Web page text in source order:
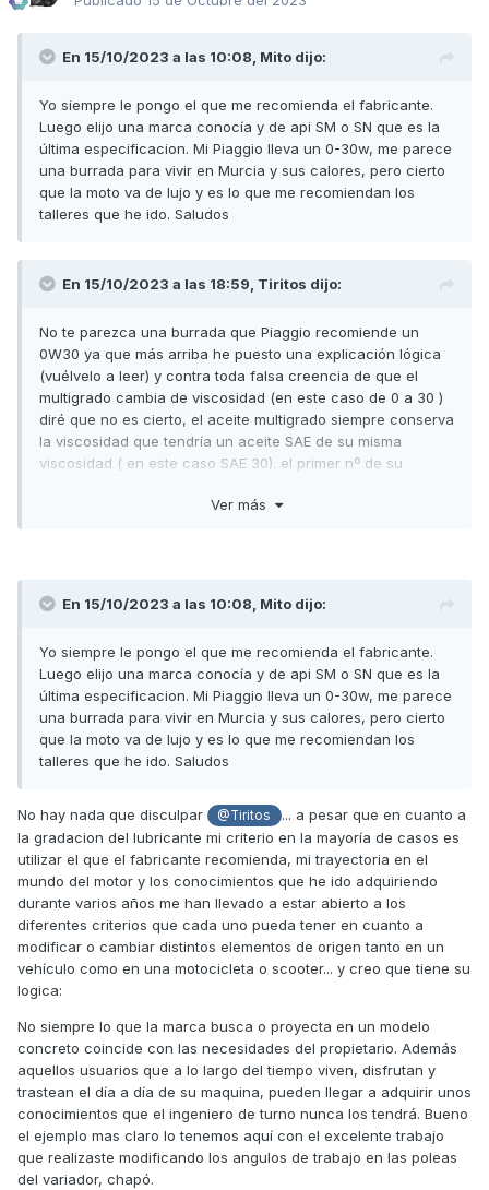
En 15/10/2023 a las 10:08, Mito dijo:
Yo siempre le pongo el que me recomienda el fabricante.
Luego elijo una marca conocía y de api SM o SN que es la
última especificacion. Mi Piaggio lleva un 0-30w, me parece
una burrada para vivir en Murcia y sus calores, pero cierto
que la moto va de lujo y es lo que me recomiendan los
talleres que he ido. Saludos
En 15/10/2023 a las 18:59, Tiritos dijo:
No te parezca una burrada que Piaggio recomiende un
0W30 ya que más arriba he puesto una explicación lógica
(vuélvelo a leer) y contra toda falsa creencia de que el
multigrado cambia de viscosidad (en este caso de 0 a 30 )
diré que no es cierto, el aceite multigrado siempre conserva
la viscosidad que tendría un aceite SAE de su misma
viscosidad ( en este caso SAE 30). el primer nº de su
para penetrar entre las piezas a lubricar en frío
Y en cuanto a la viscosidad SAE 30 ya expliqué en mi post
que sería mejor SAE 50 en nuestro clima.
Además, en este caso Piaggio me está dando la razón en el
aspecto de que no me equivoqué en su día al colocar esa
viscosidad en mis scooters (lo utilizo desde hace más de 5
años).
discrepancia con lo que aconsejan otros fabricantes.
Ver más
En 15/10/2023 a las 10:08, Mito dijo:
Yo siempre le pongo el que me recomienda el fabricante.
Luego elijo una marca conocía y de api SM o SN que es la
última especificacion. Mi Piaggio lleva un 0-30w, me parece
una burrada para vivir en Murcia y sus calores, pero cierto
que la moto va de lujo y es lo que me recomiendan los
talleres que he ido. Saludos
No hay nada que disculpar @Tiritos
... a pesar que en cuanto a
la gradacion del lubricante mi criterio en la mayoría de casos es
utilizar el que el fabricante recomienda, mi trayectoria en el
mundo del motor y los conocimientos que he ido adquiriendo
durante varios años me han llevado a estar abierto a los
diferentes criterios que cada uno pueda tener en cuanto a
modificar o cambiar distintos elementos de origen tanto en un
vehículo como en una motocicleta o scooter... y creo que tiene su
logica:
No siempre lo que la marca busca o proyecta en un modelo
concreto coincide con las necesidades del propietario. Además
aquellos usuarios que a lo largo del tiempo viven, disfrutan y
trastean el día a día de su maquina, pueden llegar a adquirir unos
conocimientos que el ingeniero de turno nunca los tendrá. Bueno
el ejemplo mas claro lo tenemos aquí con el excelente trabajo
que realizaste modificando los angulos de trabajo en las poleas
del variador, chapó.